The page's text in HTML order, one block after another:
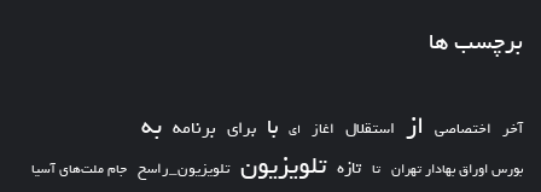
برچسب ها
آخر اختصاصی از استقلال اغاز ای با برای برنامه به
بورس اوراق بهادار تهران تا تازه تلویزیون تلویزیون_راسخ جام ملت‌های آسیا